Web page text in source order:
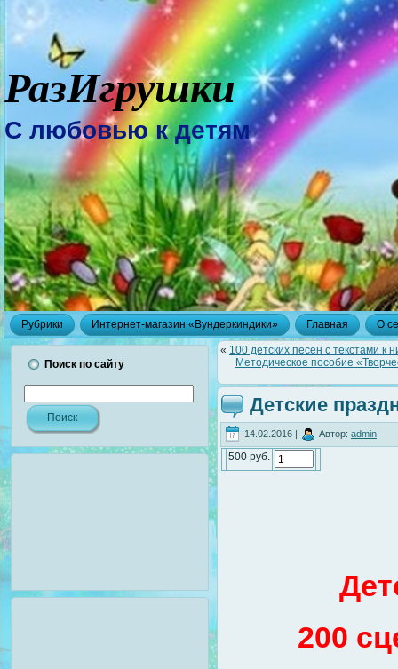
РазИгрушки
С любовью к детям
Рубрики Интернет-магазин «Вундеркиндики» Главная О
Поиск по сайту
« 100 детских песен с текстами к
Методическое пособие
Детские
14.02.2016 | Автор: admin
500 руб.
200